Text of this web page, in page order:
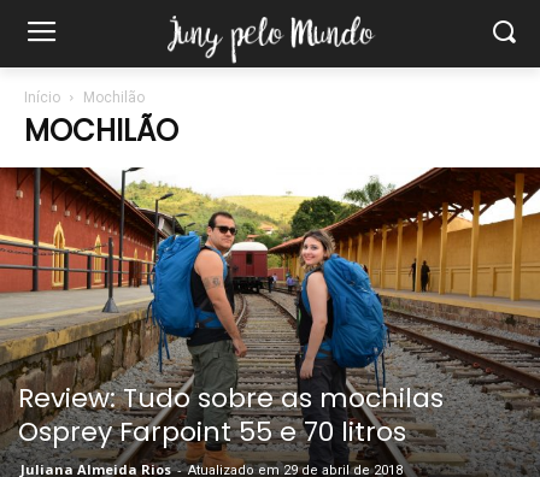
Início Mochilão
MOCHILÃO
Review: Tudo sobre as mochilas
Osprey Farpoint 55 e 70 litros
Juliana Almeida Rios - Atualizado em 29 de abril de 2018